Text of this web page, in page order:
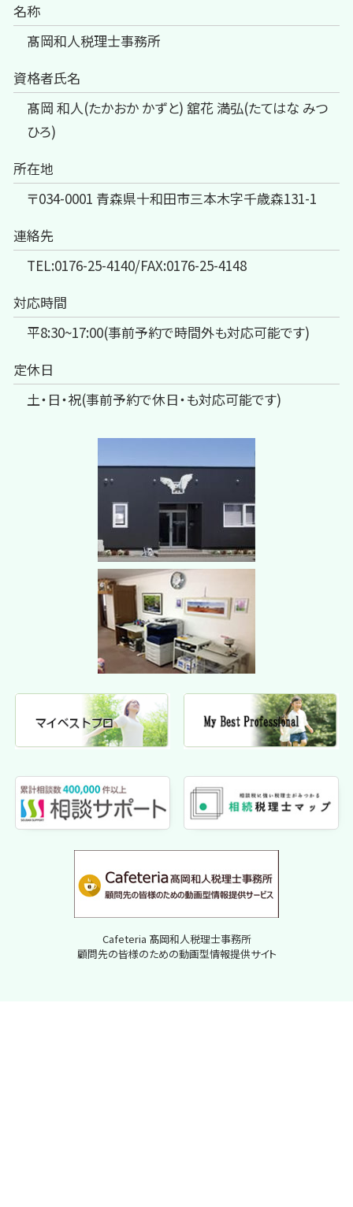
名称
髙岡和人税理士事務所
資格者氏名
髙岡 和人(たかおか かずと) 舘花 満弘(たてはな みつ
ひろ)
所在地
〒034-0001 青森県十和田市三本木字千歳森131-1
連絡先
TEL:0176-25-4140/FAX:0176-25-4148
対応時間
平8:30~17:00(事前予約で時間外も対応可能です)
定休日
土・日・祝(事前予約で休日・も対応可能です)
Cafeteria 髙岡和人税理士事務所
顧問先の皆様のための動画型情報提供サイト